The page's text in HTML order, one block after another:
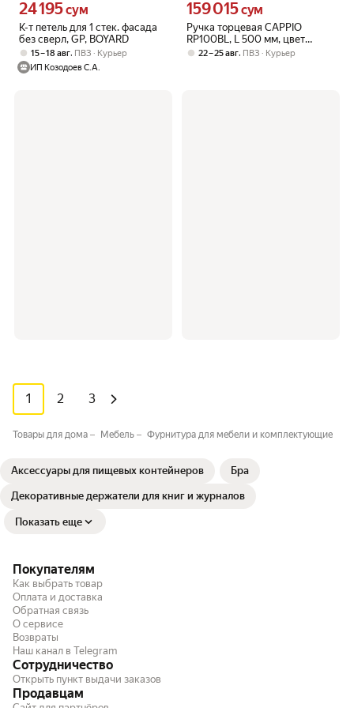
К-т петель для 1 стек. фасада
без сверл, GP, BOYARD
Цена 24195 сум вместо
24 195сум
15 – 18 авг, ПВЗ
Курьер
ИП Козодоев С.А.
Ручка торцевая CAPPIO
RP100BL, L 500 мм, цвет
черный
Цена 159015 сум вместо
159 015сум
22 – 25 авг, ПВЗ Курьер
1 2 3
Товары для дома Мебель Фурнитура для мебели и комплектующие
Аксессуары для пищевых контейнеров Бра
Декоративные держатели для книг и журналов
Показать еще
Покупателям
Как выбрать товар
Оплата и доставка
Обратная связь
О сервисе
Возвраты
Наш канал в Telegram
Сотрудничество
Открыть пункт выдачи заказов
Продавцам